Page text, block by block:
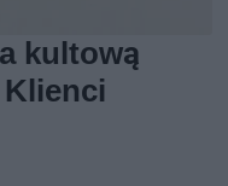
kultową
Klienci